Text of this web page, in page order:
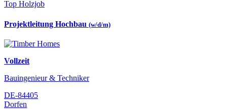
Top Holzjob
Projektleitung Hochbau (w/d/m)
Vollzeit
Bauingenieur & Techniker
DE-84405
Dorfen